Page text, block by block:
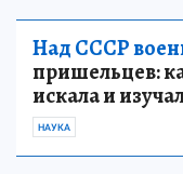
Над СССР
пришельцев:
искала и
НАУКА